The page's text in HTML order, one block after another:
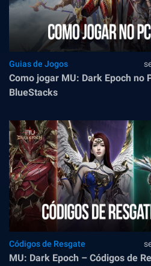
Guias de Jogos
Como jogar MU: Dark Epoch no
BlueStacks
Códigos de Resgate
MU: Dark Epoch – Códigos de